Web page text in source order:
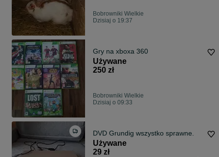
Bobrowniki Wielkie
Dzisiaj o 19:37
Gry na xboxa 360
Używane
250 zł
Bobrowniki Wielkie
Dzisiaj o 09:33
DVD Grundig wszystko sprawne.
Używane
29 zł